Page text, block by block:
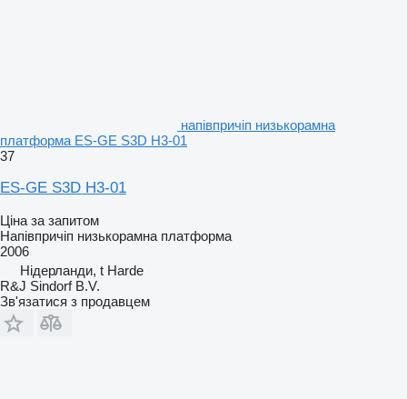
напівпричіп низькорамна
платформа ES-GE S3D H3-01
37
ES-GE S3D H3-01
Ціна за запитом
Напівпричіп низькорамна платформа
2006
Нідерланди, t Harde
R&J Sindorf B.V.
Зв'язатися з продавцем